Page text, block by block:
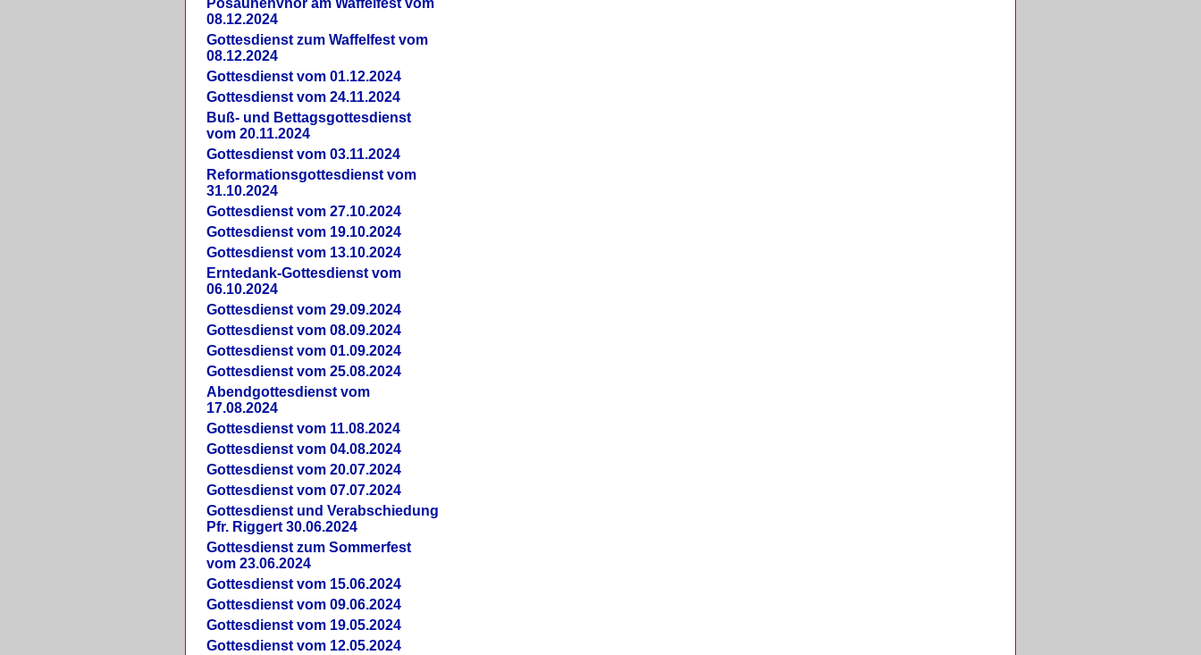
08.12.2024
Gottesdienst zum Waffelfest vom
08.12.2024
Gottesdienst vom 01.12.2024
Gottesdienst vom 24.11.2024
Buß- und Bettagsgottesdienst
vom 20.11.2024
Gottesdienst vom 03.11.2024
Reformationsgottesdienst vom
31.10.2024
Gottesdienst vom 27.10.2024
Gottesdienst vom 19.10.2024
Gottesdienst vom 13.10.2024
Erntedank-Gottesdienst vom
06.10.2024
Gottesdienst vom 29.09.2024
Gottesdienst vom 08.09.2024
Gottesdienst vom 01.09.2024
Gottesdienst vom 25.08.2024
Abendgottesdienst vom
17.08.2024
Gottesdienst vom 11.08.2024
Gottesdienst vom 04.08.2024
Gottesdienst vom 20.07.2024
Gottesdienst vom 07.07.2024
Gottesdienst und Verabschiedung
Pfr. Riggert 30.06.2024
Gottesdienst zum Sommerfest
vom 23.06.2024
Gottesdienst vom 15.06.2024
Gottesdienst vom 09.06.2024
Gottesdienst vom 19.05.2024
Gottesdienst vom 12.05.2024